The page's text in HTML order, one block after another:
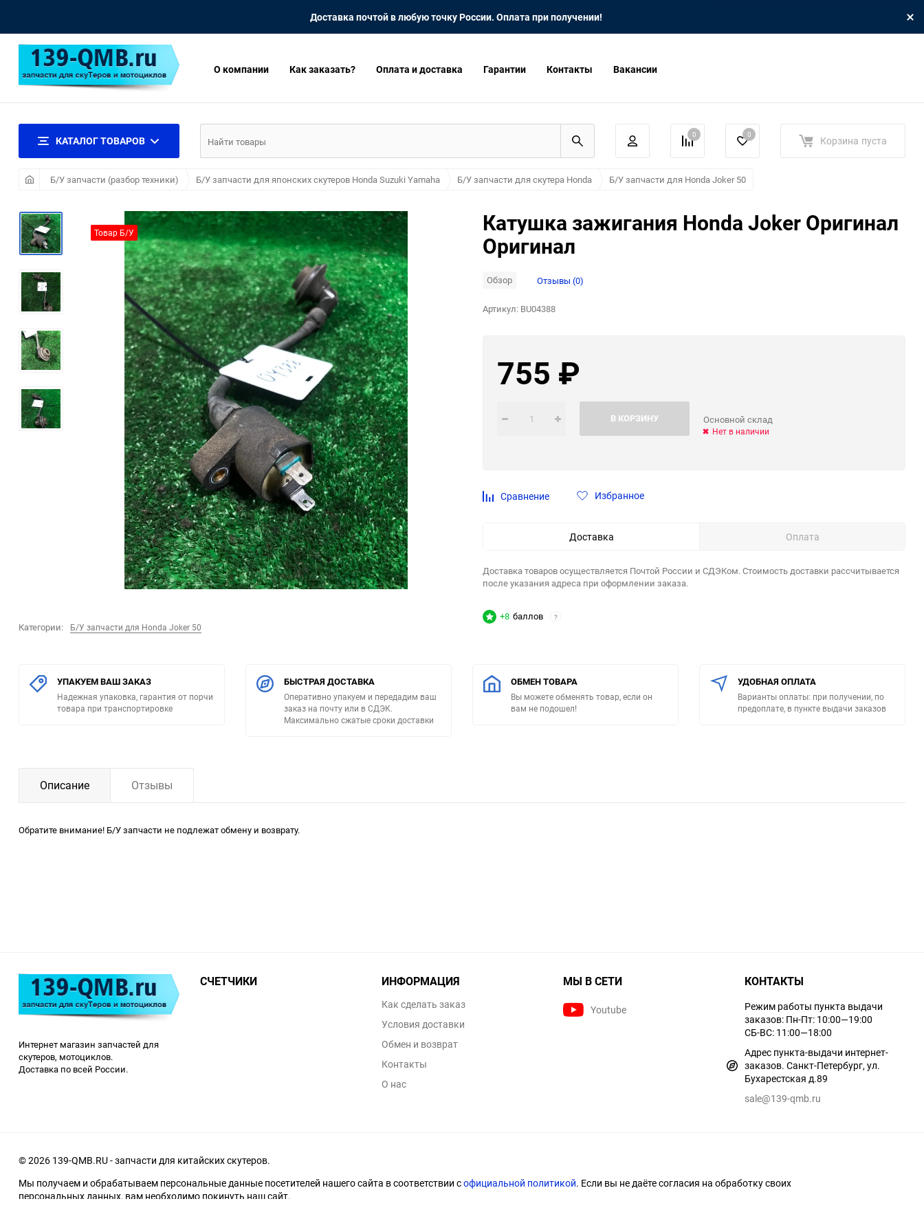
Доставка почтой в любую точку России. Оплата при получении!
О компании Как заказать? Оплата и доставка Гарантии Контакты Вакансии
КАТАЛОГ ТОВАРОВ 0 0 Корзина пуста
Б/У запчасти (разбор техники) Б/У запчасти для японских скутеров Honda Suzuki Yamaha Б/У запчасти для скутера Honda Б/У запчасти для Honda Joker 50
Товар Б/У
Категории: Б/У запчасти для Honda Joker 50
Катушка зажигания Honda Joker Оригинал
Оригинал
Обзор Отзывы (0)
Артикул: BU04388
755 ₽
В КОРЗИНУ Основной склад
Нет в наличии
Сравнение Избранное
Доставка Оплата
Доставка товаров осуществляется Почтой России и СДЭКом. Стоимость доставки рассчитывается
после указания адреса при оформлении заказа.
+8 баллов ?
УПАКУЕМ ВАШ ЗАКАЗ
Надежная упаковка, гарантия от порчи
товара при транспортировке
БЫСТРАЯ ДОСТАВКА
Оперативно упакуем и передадим ваш
заказ на почту или в СДЭК.
Максимально сжатые сроки доставки
ОБМЕН ТОВАРА
Вы можете обменять товар, если он
вам не подошел!
УДОБНАЯ ОПЛАТА
Варианты оплаты: при получении, по
предоплате, в пункте выдачи заказов
Описание Отзывы
Обратите внимание! Б/У запчасти не подлежат обмену и возврату.
Интернет магазин запчастей для
скутеров, мотоциклов.
Доставка по всей России.
СЧЕТЧИКИ ИНФОРМАЦИЯ
Как сделать заказ
Условия доставки
Обмен и возврат
Контакты
О нас
МЫ В СЕТИ
Youtube
КОНТАКТЫ
Режим работы пункта выдачи
заказов: Пн-Пт: 10:00—19:00
СБ-ВС: 11:00—18:00
Адрес пункта-выдачи интернет-
заказов. Санкт-Петербург, ул.
Бухарестская д.89
sale@139-qmb.ru
© 2026 139-QMB.RU - запчасти для китайских скутеров.
Мы получаем и обрабатываем персональные данные посетителей нашего сайта в соответствии софициальной политикой. Если вы не даёте согласия на обработку своих
персональных данных, вам необходимо покинуть наш сайт.